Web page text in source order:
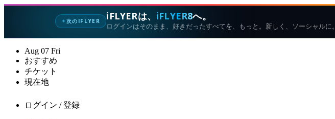
✦次のIFLYER iFLYERは、 iFLYER8へ。
ログインはそのまま、好きだったすべてを、もっと。新しく、ソーシャルに。
Aug 07 Fri
おすすめ
チケット
現在地
ログイン / 登録